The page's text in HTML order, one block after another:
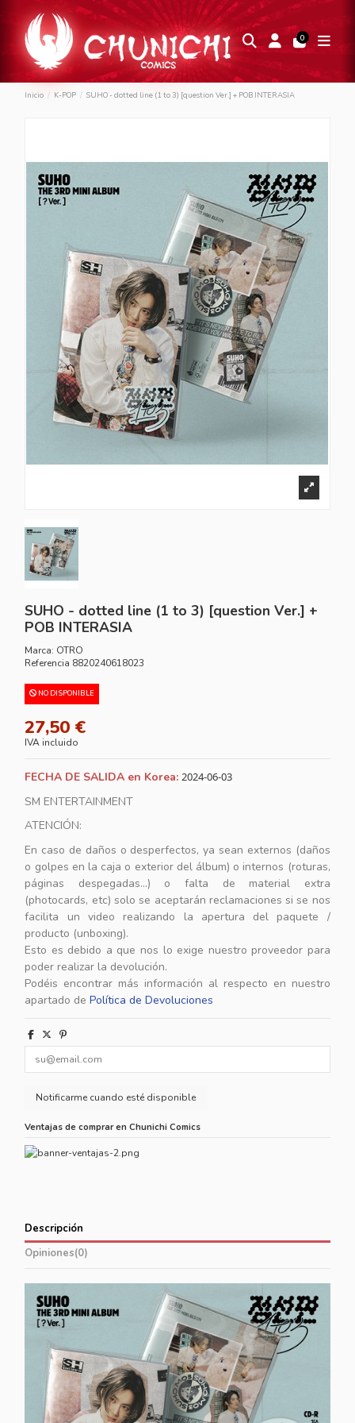
0
Inicio K-POP SUHO - dotted line (1 to 3) [question Ver.] + POB INTERASIA
SUHO - dotted line (1 to 3) [question Ver.] +
POB INTERASIA
Marca: OTRO
Referencia 8820240618023
NO DISPONIBLE
27,50 €
IVA incluido
FECHA DE SALIDA en Korea: 2024-06-03
SM ENTERTAINMENT
ATENCIÓN:
En caso de daños o desperfectos, ya sean externos (daños
o golpes en la caja o exterior del álbum) o internos (roturas,
páginas despegadas...) o falta de material extra
(photocards, etc) solo se aceptarán reclamaciones si se nos
facilita un video realizando la apertura del paquete /
producto (unboxing).
Esto es debido a que nos lo exige nuestro proveedor para
poder realizar la devolución.
Podéis encontrar más información al respecto en nuestro
apartado de Política de Devoluciones
Ventajas de comprar en Chunichi Comics
Descripción
Opiniones(0)